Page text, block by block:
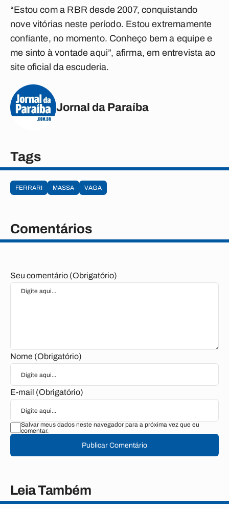
“Estou com a RBR desde 2007, conquistando
nove vitórias neste período. Estou extremamente
confiante, no momento. Conheço bem a equipe e
me sinto à vontade aqui”, afirma, em entrevista ao
site oficial da escuderia.
Jornal da Paraíba
Tags
FERRARI MASSA VAGA
Comentários
Seu comentário (Obrigatório)
Nome (Obrigatório)
E-mail (Obrigatório)
Salvar meus dados neste navegador para a próxima vez que eu
comentar.
Publicar Comentário
Leia Também